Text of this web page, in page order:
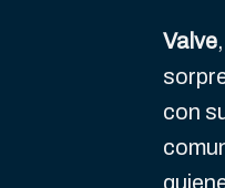
Valve
con